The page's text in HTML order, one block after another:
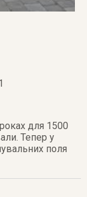
для 1500
Тепер у
поля